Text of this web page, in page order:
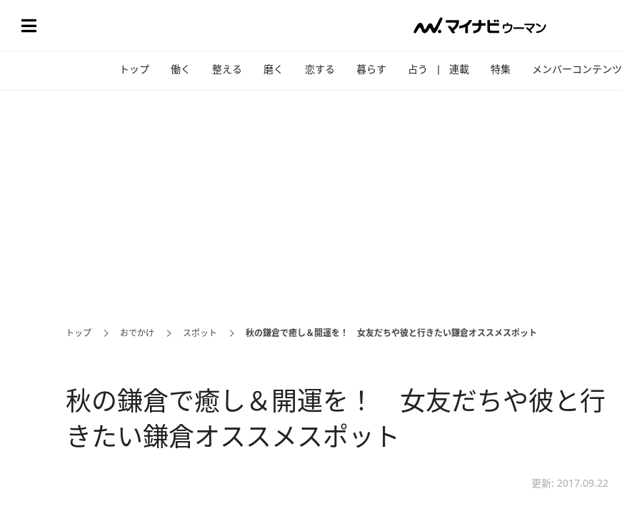
トップ 働く 整える 磨く 恋する 暮らす 占う 連載 特集 メンバーコンテンツ
トップ おでかけ スポット 秋の鎌倉で癒し＆開運を！ 女友だちや彼と行きたい鎌倉オススメスポット
秋の鎌倉で癒し＆開運を！ 女友だちや彼と行
きたい鎌倉オススメスポット
更新: 2017.09.22